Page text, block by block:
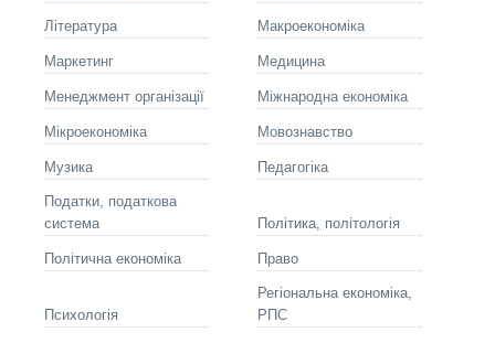
Літературa Макроекономіка
Маркетинг Медицина
Менеджмент організації Міжнародна економіка
Мікроекономіка Мовознавство
Музика Педагогіка
Податки, податкова
система
Політика, політологія
Політична економіка Право
Психологія
Регіональна економіка,
РПС